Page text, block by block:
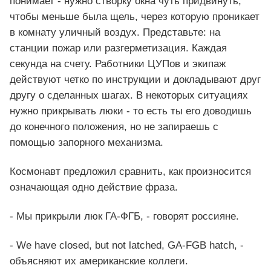
чтобы меньше была щель, через которую проникает
в комнату уличный воздух. Представьте: на
станции пожар или разгерметизация. Каждая
секунда на счету. Работники ЦУПов и экипаж
действуют четко по инструкции и докладывают друг
другу о сделанных шагах. В некоторых ситуациях
нужно прикрывать люки - то есть ты его доводишь
до конечного положения, но не запираешь с
помощью запорного механизма.
Космонавт предложил сравнить, как произносится
означающая одно действие фраза.
- Мы прикрыли люк ГА-ФГБ, - говорят россияне.
- We have closed, but not latched, GA-FGB hatch, -
объясняют их американские коллеги.